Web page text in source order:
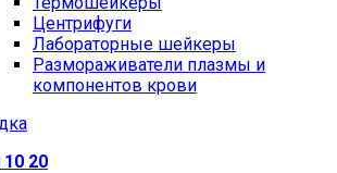
Центрифуги
Лабораторные шейкеры
Размораживатели плазмы и
компонентов крови
10 20